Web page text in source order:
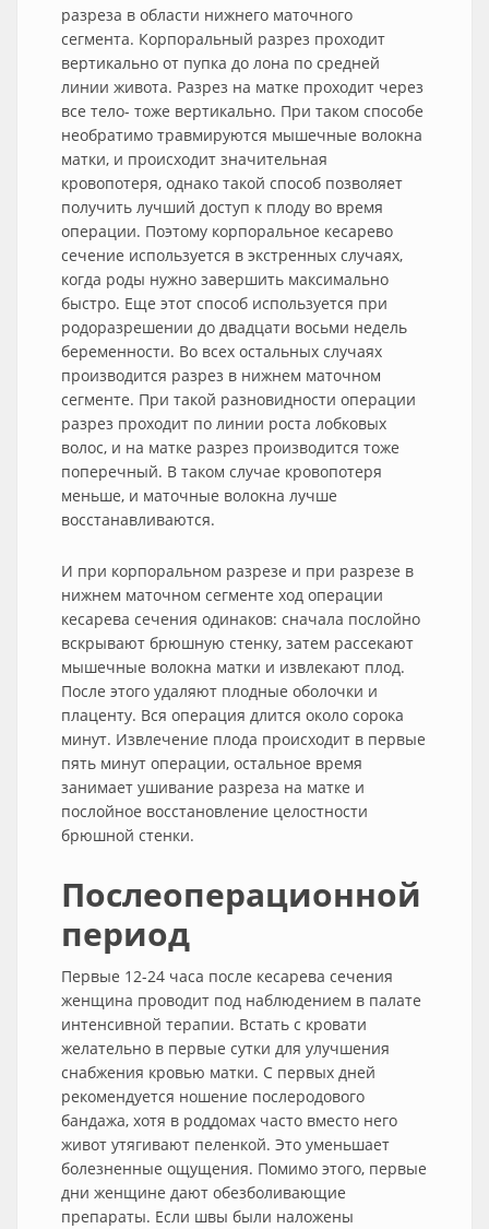
разреза в области нижнего маточного
сегмента. Корпоральный разрез проходит
вертикально от пупка до лона по средней
линии живота. Разрез на матке проходит через
все тело- тоже вертикально. При таком способе
необратимо травмируются мышечные волокна
матки, и происходит значительная
кровопотеря, однако такой способ позволяет
получить лучший доступ к плоду во время
операции. Поэтому корпоральное кесарево
сечение используется в экстренных случаях,
когда роды нужно завершить максимально
быстро. Еще этот способ используется при
родоразрешении до двадцати восьми недель
беременности. Во всех остальных случаях
производится разрез в нижнем маточном
сегменте. При такой разновидности операции
разрез проходит по линии роста лобковых
волос, и на матке разрез производится тоже
поперечный. В таком случае кровопотеря
меньше, и маточные волокна лучше
восстанавливаются.
И при корпоральном разрезе и при разрезе в
нижнем маточном сегменте ход операции
кесарева сечения одинаков: сначала послойно
вскрывают брюшную стенку, затем рассекают
мышечные волокна матки и извлекают плод.
После этого удаляют плодные оболочки и
плаценту. Вся операция длится около сорока
минут. Извлечение плода происходит в первые
пять минут операции, остальное время
занимает ушивание разреза на матке и
послойное восстановление целостности
брюшной стенки.
Послеоперационной
период
Первые 12-24 часа после кесарева сечения
женщина проводит под наблюдением в палате
интенсивной терапии. Встать с кровати
желательно в первые сутки для улучшения
снабжения кровью матки. С первых дней
рекомендуется ношение послеродового
бандажа, хотя в роддомах часто вместо него
живот утягивают пеленкой. Это уменьшает
болезненные ощущения. Помимо этого, первые
дни женщине дают обезболивающие
препараты. Если швы были наложены